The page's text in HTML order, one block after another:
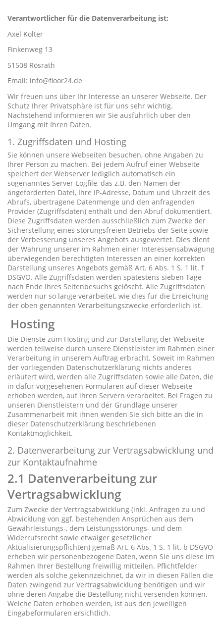
Verantwortlicher für die Datenverarbeitung ist:
Axel Kolter
Finkenweg 13
51508 Rösrath
Email: info@floor24.de
Wir freuen uns über Ihr Interesse an unserer Webseite. Der
Schutz Ihrer Privatsphäre ist für uns sehr wichtig.
Nachstehend informieren wir Sie ausführlich über den
Umgang mit Ihren Daten.
1. Zugriffsdaten und Hosting
Sie können unsere Webseiten besuchen, ohne Angaben zu
Ihrer Person zu machen. Bei jedem Aufruf einer Webseite
speichert der Webserver lediglich automatisch ein
sogenanntes Server-Logfile, das z.B. den Namen der
angeforderten Datei, Ihre IP-Adresse, Datum und Uhrzeit des
Abrufs, übertragene Datenmenge und den anfragenden
Provider (Zugriffsdaten) enthält und den Abruf dokumentiert.
Diese Zugriffsdaten werden ausschließlich zum Zwecke der
Sicherstellung eines störungsfreien Betriebs der Seite sowie
der Verbesserung unseres Angebots ausgewertet. Dies dient
der Wahrung unserer im Rahmen einer Interessensabwägung
überwiegenden berechtigten Interessen an einer korrekten
Darstellung unseres Angebots gemäß Art. 6 Abs. 1 S. 1 lit. f
DSGVO. Alle Zugriffsdaten werden spätestens sieben Tage
nach Ende Ihres Seitenbesuchs gelöscht. Alle Zugriffsdaten
werden nur so lange verarbeitet, wie dies für die Erreichung
der oben genannten Verarbeitungszwecke erforderlich ist.
Hosting
Die Dienste zum Hosting und zur Darstellung der Webseite
werden teilweise durch unsere Dienstleister im Rahmen einer
Verarbeitung in unserem Auftrag erbracht. Soweit im Rahmen
der vorliegenden Datenschutzerklärung nichts anderes
erläutert wird, werden alle Zugriffsdaten sowie alle Daten, die
in dafür vorgesehenen Formularen auf dieser Webseite
erhoben werden, auf ihren Servern verarbeitet. Bei Fragen zu
unseren Dienstleistern und der Grundlage unserer
Zusammenarbeit mit ihnen wenden Sie sich bitte an die in
dieser Datenschutzerklärung beschriebenen
Kontaktmöglichkeit.
2. Datenverarbeitung zur Vertragsabwicklung und
zur Kontaktaufnahme
2.1 Datenverarbeitung zur
Vertragsabwicklung
Zum Zwecke der Vertragsabwicklung (inkl. Anfragen zu und
Abwicklung von ggf. bestehenden Ansprüchen aus dem
Gewährleistungs-, dem Leistungsstörungs- und dem
Widerrufsrecht sowie etwaiger gesetzlicher
Aktualisierungspflichten) gemäß Art. 6 Abs. 1 S. 1 lit. b DSGVO
erheben wir personenbezogene Daten, wenn Sie uns diese im
Rahmen Ihrer Bestellung freiwillig mitteilen. Pflichtfelder
werden als solche gekennzeichnet, da wir in diesen Fällen die
Daten zwingend zur Vertragsabwicklung benötigen und wir
ohne deren Angabe die Bestellung nicht versenden können.
Welche Daten erhoben werden, ist aus den jeweiligen
Eingabeformularen ersichtlich.